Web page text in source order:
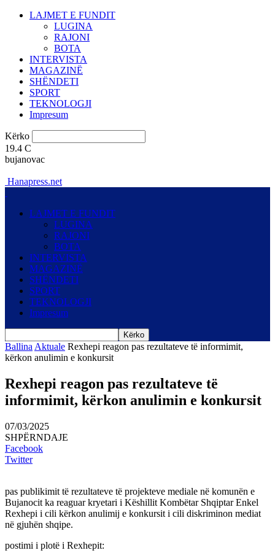
LAJMET E FUNDIT
LUGINA
RAJONI
BOTA
INTERVISTA
MAGAZINË
SHËNDETI
SPORT
TEKNOLOGJI
Impresum
Kërko
19.4 C
bujanovac
Hanapress.net
LAJMET E FUNDIT
LUGINA
RAJONI
BOTA
INTERVISTA
MAGAZINË
SHËNDETI
SPORT
TEKNOLOGJI
Impresum
Ballina Aktuale Rexhepi reagon pas rezultateve të informimit,
kërkon anulimin e konkursit
Rexhepi reagon pas rezultateve të
informimit, kërkon anulimin e konkursit
07/03/2025
SHPËRNDAJE
Facebook
Twitter
pas publikimit të rezultateve të projekteve mediale në komunën e
Bujanocit ka reaguar kryetari i Këshillit Kombëtar Shqiptar Enkel
Rexhepi i cili kërkon anulimij e konkursit i cili diskriminon mediat
në gjuhën shqipe.
postimi i plotë i Rexhepit: